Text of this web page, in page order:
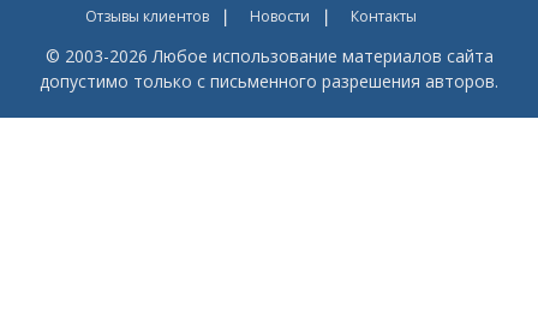
Отзывы клиентов
Новости Контакты
© 2003-2026 Любое использование материалов сайта
допустимо только с письменного разрешения авторов.